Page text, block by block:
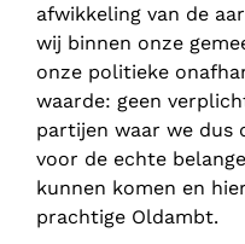
afwikkeling van de
wij binnen onze
onze politieke
waarde: geen
partijen waar we dus
voor de echte
kunnen komen en
prachtige Oldambt.